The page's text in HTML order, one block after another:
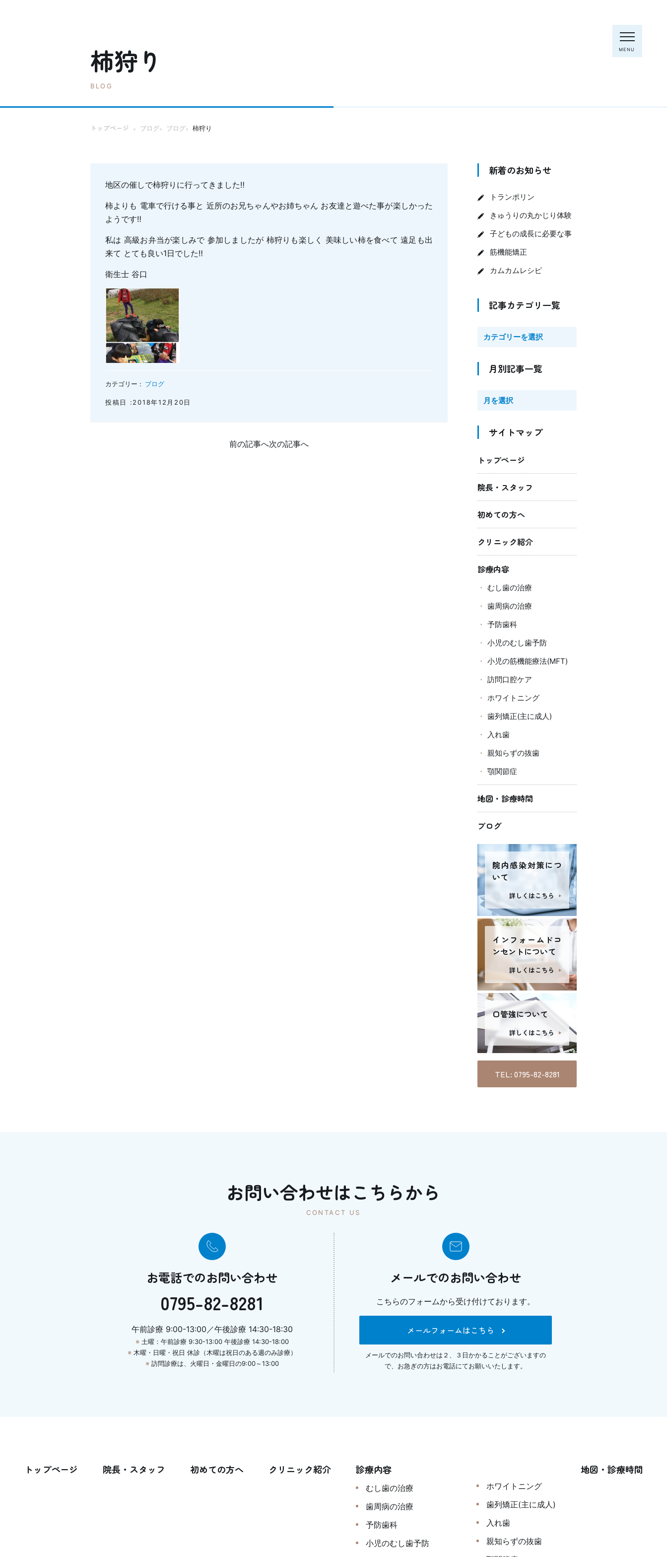
MENU
初めての方へ クリニック紹介
柿狩り
BLOG
トップページ > ブログ> ブログ> 柿狩り
地区の催しで柿狩りに行ってきました‼︎
柿よりも 電車で行ける事と 近所のお兄ちゃんやお姉ちゃん お友達と遊べた事が楽しかった
ようです‼︎
私は 高級お弁当が楽しみで 参加しましたが 柿狩りも楽しく 美味しい柿を食べて 遠足も出
来て とても良い1日でした‼︎
衛生士 谷口
カテゴリー : ブログ
投稿日 :2018年12月20日
前の記事へ次の記事へ
新着のお知らせ
トランポリン
きゅうりの丸かじり体験
子どもの成長に必要な事
筋機能矯正
カムカムレシピ
記事カテゴリ一覧
月別記事一覧
サイトマップ
トップページ
院長・スタッフ
初めての方へ
クリニック紹介
診療内容
むし歯の治療
歯周病の治療
予防歯科
小児のむし歯予防
小児の筋機能療法(MFT)
訪問口腔ケア
ホワイトニング
歯列矯正(主に成人)
入れ歯
親知らずの抜歯
顎関節症
地図・診療時間
ブログ
院内感染対策につ
いて
詳しくはこちら
インフォームドコ
ンセントについて
詳しくはこちら
口管強について
詳しくはこちら
TEL: 0795-82-8281
お問い合わせはこちらから
CONTACT US
お電話でのお問い合わせ
0795-82-8281
午前診療 9:00-13:00／午後診療 14:30-18:30
※土曜：午前診療 9:30-13:00 午後診療 14:30-18:00
※木曜・日曜・祝日 休診（木曜は祝日のある週のみ診療）
※訪問診療は、火曜日・金曜日の9:00～13:00
メールでのお問い合わせ
こちらのフォームから受け付けております。
メールフォームはこちら
メールでのお問い合わせは ２、３日かかることがございますの
で、 お急ぎの方はお電話にてお願いいたします。
トップページ 院長・スタッフ 初めての方へ クリニック紹介 診療内容
むし歯の治療
歯周病の治療
予防歯科
小児のむし歯予防
ホワイトニング
歯列矯正(主に成人)
入れ歯
親知らずの抜歯
地図・診療時間